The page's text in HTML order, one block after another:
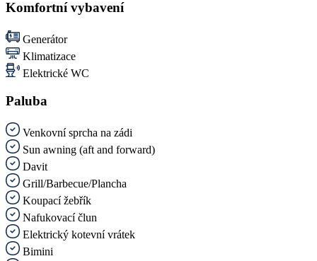
Komfortní vybavení
Generátor
Klimatizace
Elektrické WC
Paluba
Venkovní sprcha na zádi
Sun awning (aft and forward)
Davit
Grill/Barbecue/Plancha
Koupací žebřík
Nafukovací člun
Elektrický kotevní vrátek
Bimini